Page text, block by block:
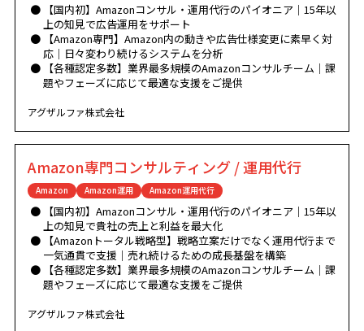
【国内初】Amazonコンサル・運用代行のパイオニア｜15年以
上の知見で広告運用をサポート
【Amazon専門】Amazon内の動きや広告仕様変更に素早く対
応｜日々変わり続けるシステムを分析
【各種認定多数】業界最多規模のAmazonコンサルチーム｜課
題やフェーズに応じて最適な支援をご提供
アグザルファ株式会社
Amazon専門コンサルティング / 運用代行
Amazon Amazon運用 Amazon運用代行
【国内初】Amazonコンサル・運用代行のパイオニア｜15年以
上の知見で貴社の売上と利益を最大化
【Amazonトータル戦略型】戦略立案だけでなく運用代行まで
一気通貫で支援｜売れ続けるための成長基盤を構築
【各種認定多数】業界最多規模のAmazonコンサルチーム｜課
題やフェーズに応じて最適な支援をご提供
アグザルファ株式会社